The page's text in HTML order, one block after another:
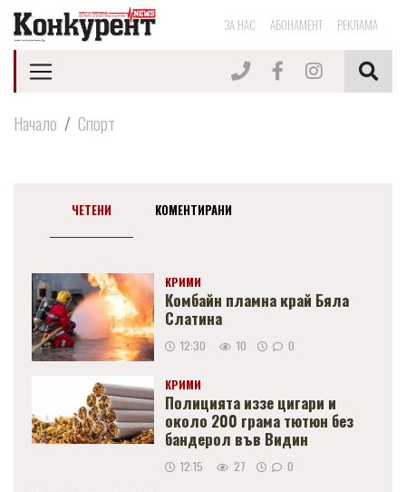
ЗА НАС АБОНАМЕНТ РЕКЛАМА
Начало Спорт
ЧЕТЕНИ КОМЕНТИРАНИ
КРИМИ
Комбайн пламна край Бяла
Слатина
12:30 10 0
КРИМИ
Полицията иззе цигари и
около 200 грама тютюн без
бандерол във Видин
12:15 27 0